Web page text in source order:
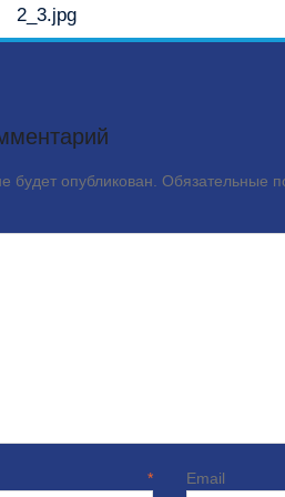
запись:
2_3.jpg
будет опубликован. Обязательные
*